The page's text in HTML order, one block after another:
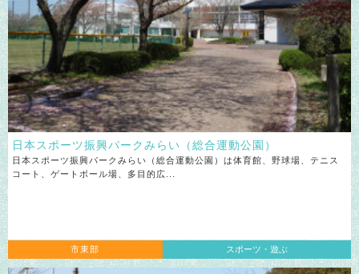
日本スポーツ振興パークみらい （総合運動公園）
日本スポーツ振興パークみらい（総合運動公園）は体育館、野球場、テニス
コート、ゲートボール場、多目的広...
市東部 スポーツ・遊ぶ